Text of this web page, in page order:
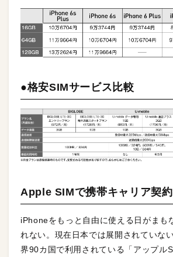
●格安SIMサービス比較
Apple SIMで携帯キャリア契
iPhoneをもっと自由に使える日がまも
れない。現在日本では展開されていな
界90カ国で利用されている「アップル